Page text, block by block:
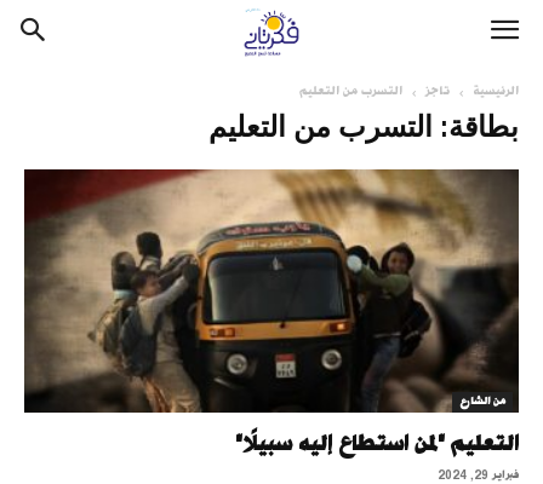
الرئيسية تاجز التسرب من التعليم
بطاقة: التسرب من التعليم
من الشارع
التعليم "لمن استطاع إليه سبيلًا"
فبراير 29, 2024